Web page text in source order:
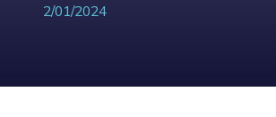
2/01/2024